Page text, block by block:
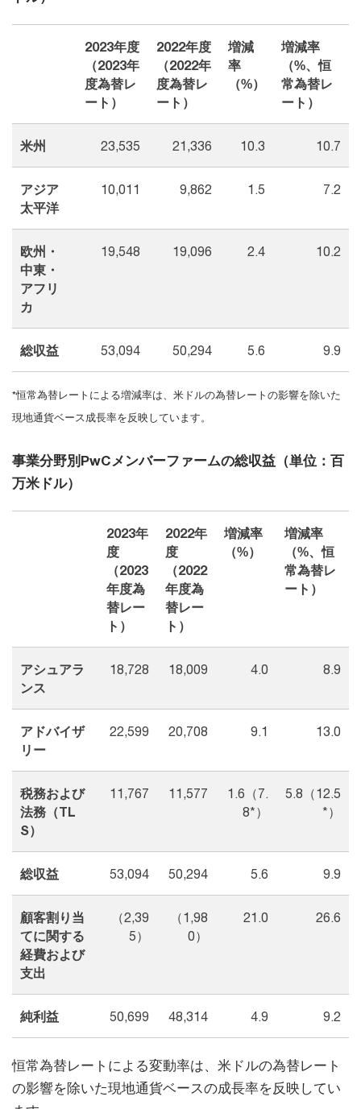
2023年度
（2023年
度為替レ
ート）
2022年度
（2022年
度為替レ
ート）
増減
率
（%）
増減率
（%、恒
常為替レ
ート）
米州 23,535 21,336 10.3 10.7
アジア
太平洋
10,011 9,862 1.5 7.2
欧州・
中東・
アフリ
カ
19,548 19,096 2.4 10.2
総収益 53,094 50,294 5.6 9.9
*恒常為替レートによる増減率は、米ドルの為替レートの影響を除いた
現地通貨ベース成長率を反映しています。
事業分野別PwCメンバーファームの総収益（単位：百
万米ドル）
2023年
度
（2023
年度為
替レー
ト）
2022年
度
（2022
年度為
替レー
ト）
増減率
（%）
増減率
（%、恒
常為替レ
ート）
アシュアラ
ンス
18,728 18,009 4.0 8.9
アドバイザ
リー
22,599 20,708 9.1 13.0
税務および
法務（TL
S）
11,767 11,577
1.6（7.
8*）
5.8（12.5
*）
総収益 53,094 50,294 5.6 9.9
顧客割り当
てに関する
経費および
支出
（2,39
5）
（1,98
0）
21.0 26.6
純利益 50,699 48,314 4.9 9.2
恒常為替レートによる変動率は、米ドルの為替レート
の影響を除いた現地通貨ベースの成長率を反映してい